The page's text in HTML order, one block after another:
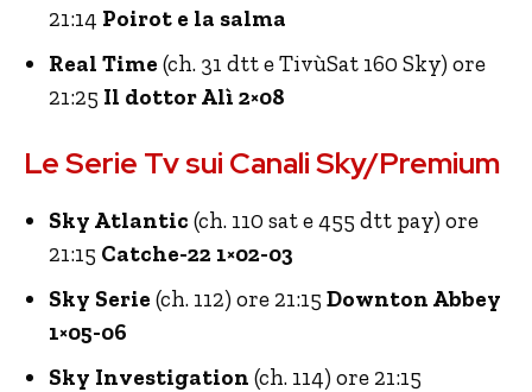
21:14 Poirot e la salma
Real Time (ch. 31 dtt e TivùSat 160 Sky) ore
21:25 Il dottor Alì 2×08
Le Serie Tv sui Canali Sky/Premium
Sky Atlantic (ch. 110 sat e 455 dtt pay) ore
21:15 Catche-22 1×02-03
Sky Serie (ch. 112) ore 21:15 Downton Abbey
1×05-06
Sky Investigation (ch. 114) ore 21:15